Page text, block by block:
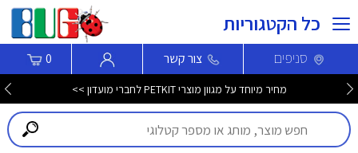
כל הקטגוריות
סניפים צור קשר 0
מחיר מיוחד על מגוון מוצרי PETKIT לחברי מועדון >>